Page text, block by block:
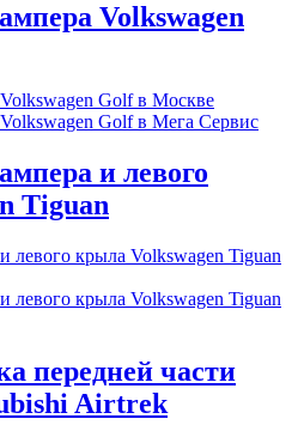
Volkswagen
и левого
Tiguan
передней части
Airtrek